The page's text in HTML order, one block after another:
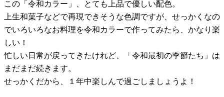
この「令和カラー」、とても上品で優しい配色。
上生和菓子などで再現できそうな色調ですが、せっかくなの
でいろいろなお料理を令和カラーで作ってみたら、かなり楽
しい！
忙しい日常が戻ってきたけれど、「令和最初の季節たち」は
まだまだ続きます。
せっかくだから、１年中楽しんで過ごしましょうよ！